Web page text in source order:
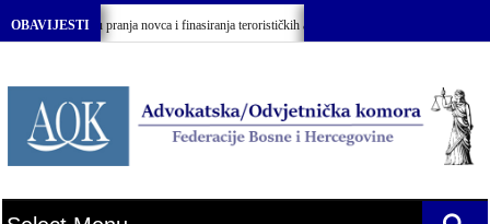
OBAVIJESTI
o sprečavanju pranja novca i finasiranja terorističkih aktivnosti BiH”